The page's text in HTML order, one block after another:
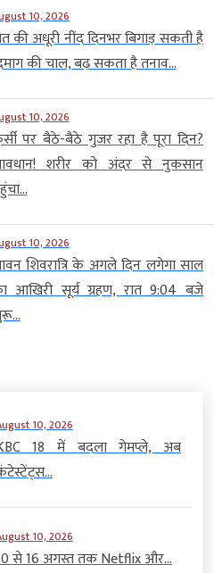
10, 2026
की अधूरी नींद दिनभर बिगाड़ सकती है
की चाल, बढ़ सकता है तनाव...
10, 2026
पर बैठे-बैठे गुजर रहा है पूरा दिन?
शरीर को अंदर से नुकसान
10, 2026
शिवरात्रि के अगले दिन लगेगा साल
आखिरी सूर्य ग्रहण, रात 9:04 बजे
10, 2026
18 में बदला गेमप्ले, अब
10, 2026
से 16 अगस्त तक Netflix और...